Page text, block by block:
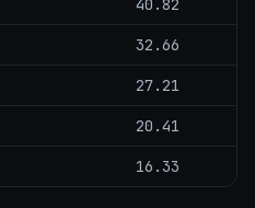
40.82
32.66
27.21
20.41
16.33